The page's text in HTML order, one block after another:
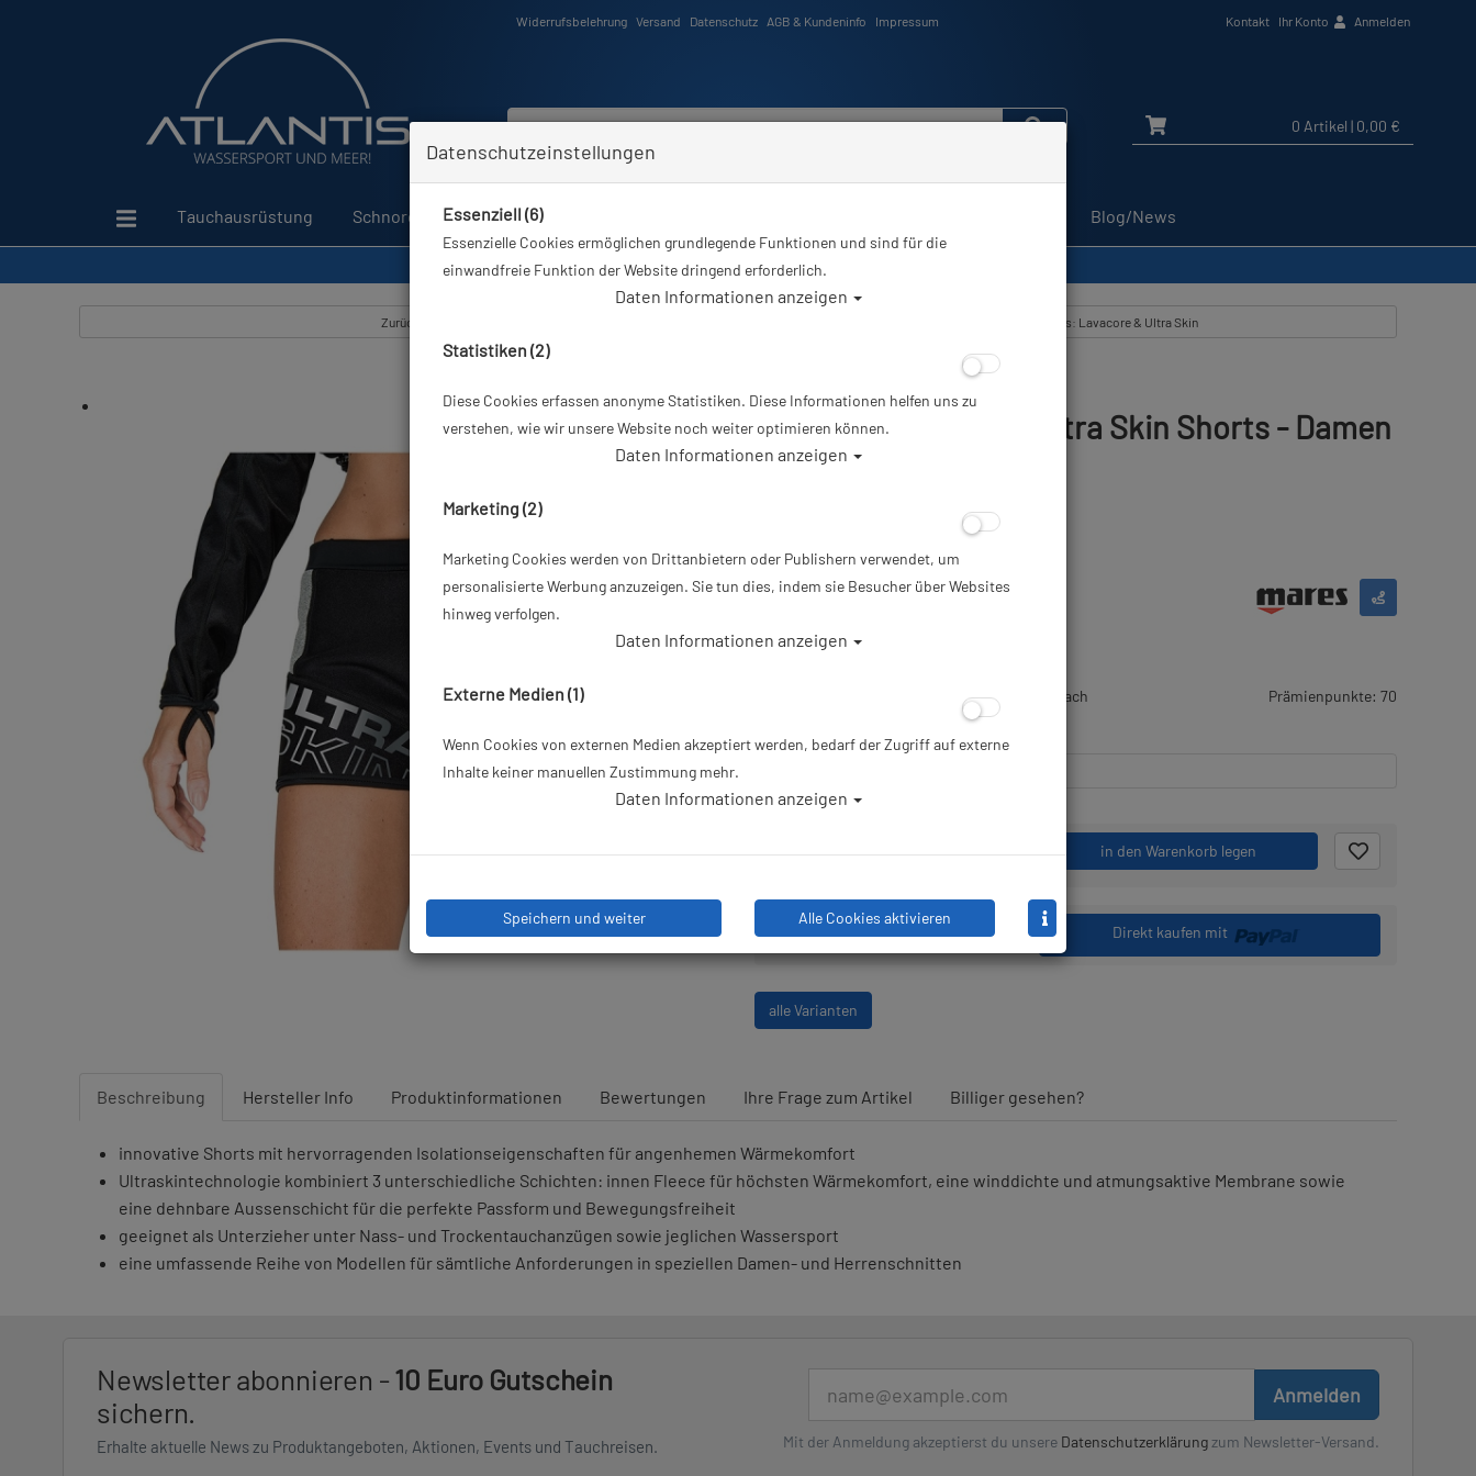
Widerrufsbelehrung Versand Datenschutz AGB & Kundeninfo Impressum Kontakt Ihr Konto Anmelden
0 Artikel | 0,00 €
Tauchausrüstung Schnorcheln Schwimmen Blog/News
Sie sind hier Tauchausrüstung Mares Unterzieher - Ultra Skin Shorts - Damen - Gr: XS
Zurück Alle Artikel zeigen aus: Lavacore & Ultra Skin
Mares Unterzieher - Ultra Skin Shorts - Damen
- Gr: XS
69,95 €*
Herstellerpreis: 69,95 €
Lieferbar in 1-2 Wochen, der Artikel wird nach
Bestelleingang beim Lieferanten bestellt
Prämienpunkte: 70
Stk. in den Warenkorb legen
Direkt kaufen mit
alle Varianten
Beschreibung Hersteller Info Produktinformationen Bewertungen Ihre Frage zum Artikel Billiger gesehen?
innovative Shorts mit hervorragenden Isolationseigenschaften für angenhemen Wärmekomfort
Ultraskintechnologie kombiniert 3 unterschiedliche Schichten: innen Fleece für höchsten Wärmekomfort, eine winddichte und atmungsaktive Membrane sowie
eine dehnbare Aussenschicht für die perfekte Passform und Bewegungsfreiheit
geeignet als Unterzieher unter Nass- und Trockentauchanzügen sowie jeglichen Wassersport
eine umfassende Reihe von Modellen für sämtliche Anforderungen in speziellen Damen- und Herrenschnitten
Newsletter abonnieren -10 Euro Gutschein
sichern.
Erhalte aktuelle News zu Produktangeboten, Aktionen, Events und Tauchreisen.
Anmelden
Mit der Anmeldung akzeptierst du unsere Datenschutzerklärung zum Newsletter-Versand.
Datenschutzeinstellungen
Essenziell (6)
Essenzielle Cookies ermöglichen grundlegende Funktionen und sind für die
einwandfreie Funktion der Website dringend erforderlich.
Daten Informationen anzeigen
Statistiken (2)
Diese Cookies erfassen anonyme Statistiken. Diese Informationen helfen uns zu
verstehen, wie wir unsere Website noch weiter optimieren können.
Daten Informationen anzeigen
Marketing (2)
Marketing Cookies werden von Drittanbietern oder Publishern verwendet, um
personalisierte Werbung anzuzeigen. Sie tun dies, indem sie Besucher über Websites
hinweg verfolgen.
Daten Informationen anzeigen
Externe Medien (1)
Wenn Cookies von externen Medien akzeptiert werden, bedarf der Zugriff auf externe
Inhalte keiner manuellen Zustimmung mehr.
Daten Informationen anzeigen
Speichern und weiter Alle Cookies aktivieren